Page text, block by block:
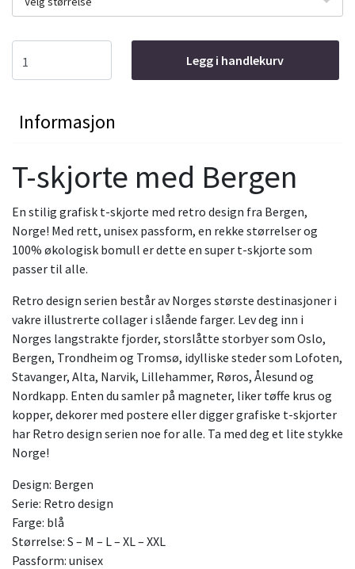
Legg i handlekurv
Informasjon
T-skjorte med Bergen
En stilig grafisk t-skjorte med retro design fra Bergen,
Norge! Med rett, unisex passform, en rekke størrelser og
100% økologisk bomull er dette en super t-skjorte som
passer til alle.
Retro design serien består av Norges største destinasjoner i
vakre illustrerte collager i slående farger. Lev deg inn i
Norges langstrakte fjorder, storslåtte storbyer som Oslo,
Bergen, Trondheim og Tromsø, idylliske steder som Lofoten,
Stavanger, Alta, Narvik, Lillehammer, Røros, Ålesund og
Nordkapp. Enten du samler på magneter, liker tøffe krus og
kopper, dekorer med postere eller digger grafiske t-skjorter
har Retro design serien noe for alle. Ta med deg et lite stykke
Norge!
Design: Bergen
Serie: Retro design
Farge: blå
Størrelse: S – M – L – XL – XXL
Passform: unisex